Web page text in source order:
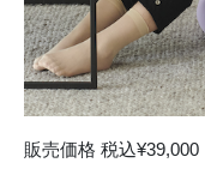
販売価格 税込¥39,000